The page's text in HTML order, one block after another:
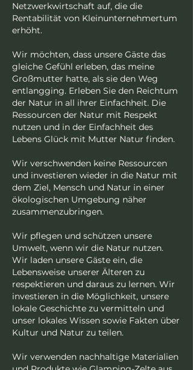
Netzwerkwirtschaft auf, die die
Rentabilität von Kleinunternehmertum
erhöht.
Wir möchten, dass unsere Gäste das
gleiche Gefühl erleben, das meine
Großmutter hatte, als sie den Weg
entlangging. Erleben Sie den Reichtum
der Natur in all ihrer Einfachheit. Die
Ressourcen der Natur mit Respekt
nutzen und in der Einfachheit des
Lebens Glück mit Mutter Natur finden.
Wir verschwenden keine Ressourcen
und investieren wieder in die Natur mit
dem Ziel, Mensch und Natur in einer
ökologischen Umgebung näher
zusammenzubringen.
Wir pflegen und schützen unsere
Umwelt, wenn wir die Natur nutzen.
Wir laden unsere Gäste ein, die
Lebensweise unserer Älteren zu
respektieren und daraus zu lernen. Wir
investieren in die Möglichkeit, unsere
lokale Geschichte zu vermitteln und
unser lokales Wissen sowie Fakten über
Kultur und Natur zu teilen.
Wir verwenden nachhaltige Materialien